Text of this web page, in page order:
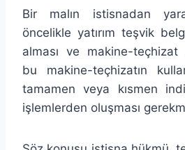
Bir malın istisnadan
öncelikle yatırım teşvik
alması ve makine-teçhizat
bu makine-teçhizatın
tamamen veya kısmen
işlemlerden oluşması